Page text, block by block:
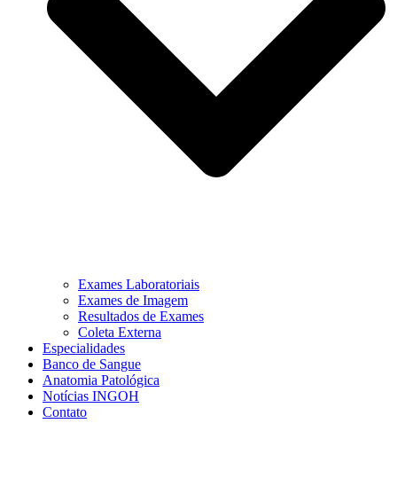
Exames Laboratoriais
Exames de Imagem
Resultados de Exames
Coleta Externa
Especialidades
Banco de Sangue
Anatomia Patológica
Notícias INGOH
Contato